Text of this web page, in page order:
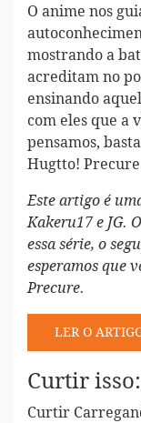
O anime nos
mostrando a
acreditam no
ensinando
com eles que a
pensamos,
Hugtto!
Este artigo é
Kakeru17 e JG.
essa série, o
esperamos que
Precure.
LER O
Curtir isso:
Curtir